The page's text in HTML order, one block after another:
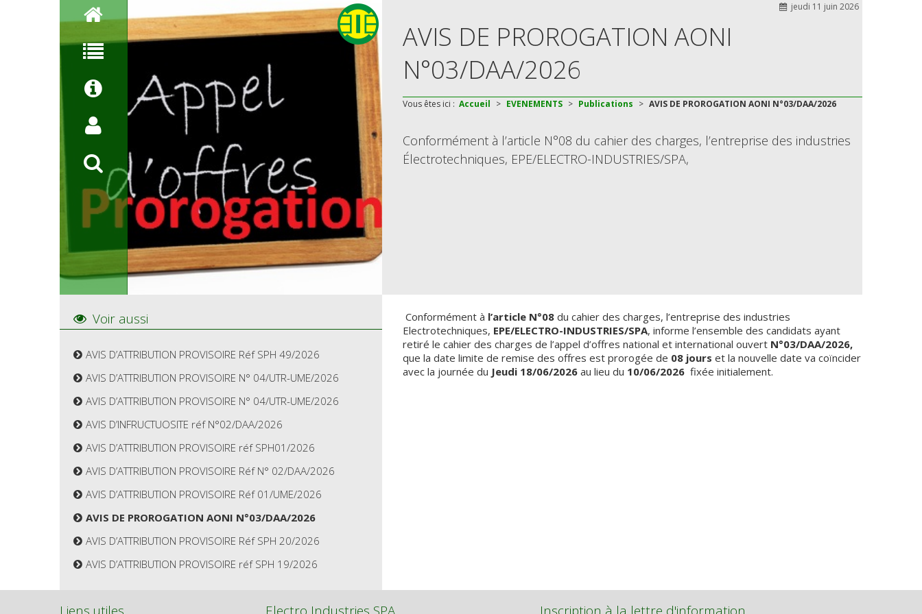
jeudi 11 juin 2026
AVIS DE PROROGATION AONI
N°03/DAA/2026
Vous êtes ici : Accueil > EVENEMENTS > Publications > AVIS DE PROROGATION AONI N°03/DAA/2026
Conformément à l’article N°08 du cahier des charges, l’entreprise des industries
Électrotechniques, EPE/ELECTRO-INDUSTRIES/SPA,
Conformément à l’article N°08 du cahier des charges, l’entreprise des industries
Electrotechniques, EPE/ELECTRO-INDUSTRIES/SPA, informe l’ensemble des candidats ayant
retiré le cahier des charges de l’appel d’offres national et international ouvert N°03/DAA/2026,
que la date limite de remise des offres est prorogée de 08 jours et la nouvelle date va coïncider
avec la journée du Jeudi 18/06/2026 au lieu du 10/06/2026 fixée initialement.
Voir aussi
AVIS D’ATTRIBUTION PROVISOIRE Réf SPH 49/2026
AVIS D’ATTRIBUTION PROVISOIRE N° 04/UTR-UME/2026
AVIS D’ATTRIBUTION PROVISOIRE N° 04/UTR-UME/2026
AVIS D’INFRUCTUOSITE réf N°02/DAA/2026
AVIS D’ATTRIBUTION PROVISOIRE réf SPH01/2026
AVIS D’ATTRIBUTION PROVISOIRE Réf N° 02/DAA/2026
AVIS D’ATTRIBUTION PROVISOIRE Réf 01/UME/2026
AVIS DE PROROGATION AONI N°03/DAA/2026
AVIS D’ATTRIBUTION PROVISOIRE Réf SPH 20/2026
AVIS D’ATTRIBUTION PROVISOIRE réf SPH 19/2026
Liens utiles Electro Industries SPA Inscription à la lettre d'information